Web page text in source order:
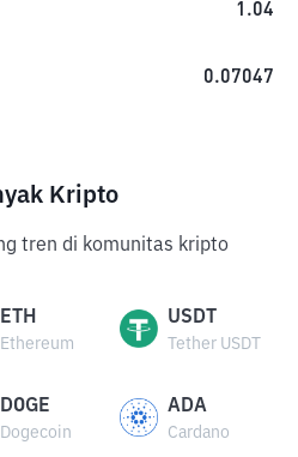
1.04
0.07047
Kripto
tren di komunitas kripto
ETH
Ethereum
USDT
Tether USDT
DOGE
Dogecoin
ADA
Cardano